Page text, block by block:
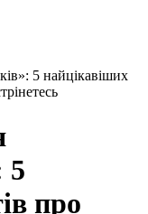
5 найцікавіших
5
про